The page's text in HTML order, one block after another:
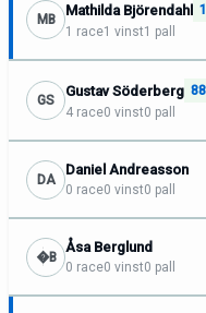
MB
Mathilda Björendahl
1 race1 vinst1 pall
GS
Gustav Söderberg
4 race0 vinst0 pall
DA
Daniel Andreasson
0 race0 vinst0 pall
�B
Åsa Berglund
0 race0 vinst0 pall